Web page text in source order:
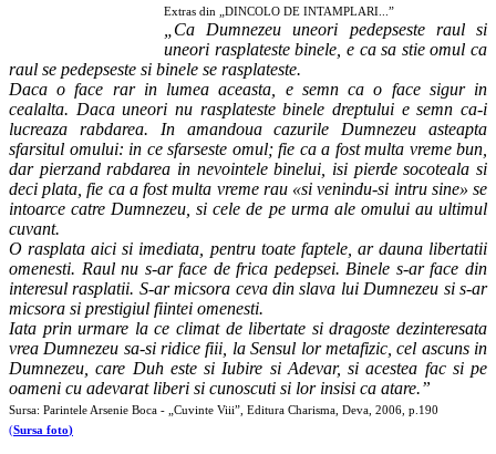
Extras din „DINCOLO DE INTAMPLARI...”
„Ca Dumnezeu uneori pedepseste raul si
uneori rasplateste binele, e ca sa stie omul ca
raul se pedepseste si binele se rasplateste.
Daca o face rar in lumea aceasta, e semn ca o face sigur in
cealalta. Daca uneori nu rasplateste binele dreptului e semn ca-i
lucreaza rabdarea. In amandoua cazurile Dumnezeu asteapta
sfarsitul omului: in ce sfarseste omul; fie ca a fost multa vreme bun,
dar pierzand rabdarea in nevointele binelui, isi pierde socoteala si
deci plata, fie ca a fost multa vreme rau «si venindu-si intru sine» se
intoarce catre Dumnezeu, si cele de pe urma ale omului au ultimul
cuvant.
O rasplata aici si imediata, pentru toate faptele, ar dauna libertatii
omenesti. Raul nu s-ar face de frica pedepsei. Binele s-ar face din
interesul rasplatii. S-ar micsora ceva din slava lui Dumnezeu si s-ar
micsora si prestigiul fiintei omenesti.
Iata prin urmare la ce climat de libertate si dragoste dezinteresata
vrea Dumnezeu sa-si ridice fiii, la Sensul lor metafizic, cel ascuns in
Dumnezeu, care Duh este si Iubire si Adevar, si acestea fac si pe
oameni cu adevarat liberi si cunoscuti si lor insisi ca atare.”
Sursa: Parintele Arsenie Boca - „Cuvinte Viii”, Editura Charisma, Deva, 2006, p.190
(Sursa foto)